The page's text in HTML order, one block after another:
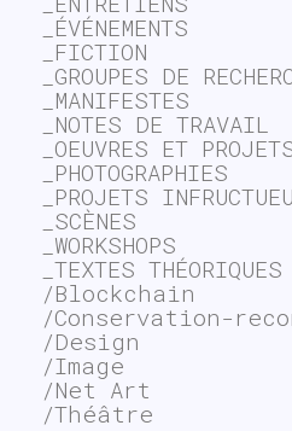
_ÉVÉNEMENTS
_FICTION
_GROUPES DE
_MANIFESTES
_NOTES DE TRAVAIL
_OEUVRES ET
_PHOTOGRAPHIES
_PROJETS
_SCÈNES
_WORKSHOPS
_TEXTES THÉORIQUES
/Blockchain
/Conservation-
/Design
/Image
/Net Art
/Théâtre